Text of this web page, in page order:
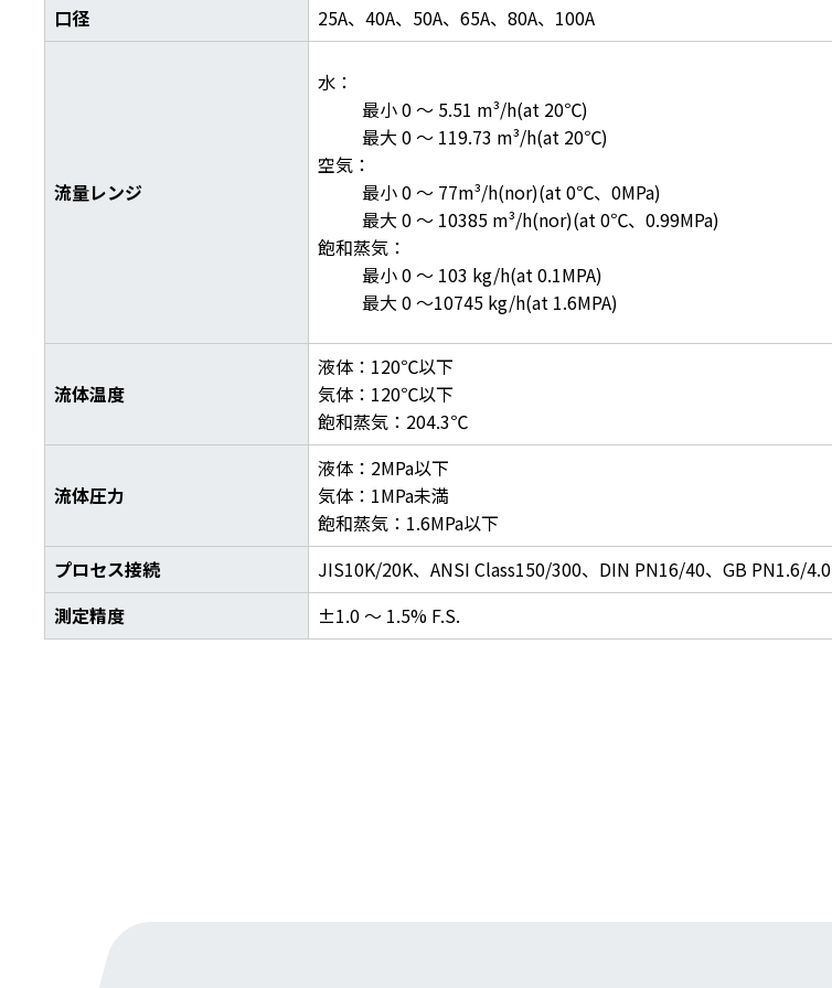
口径
25A、40A、50A、65A、80A、100A
流量レンジ
水：
最小 0 ～ 5.51 m³/h(at 20℃)
最大 0 ～ 119.73 m³/h(at 20℃)
空気：
最小 0 ～ 77m³/h(nor)(at 0℃、0MPa)
最大 0 ～ 10385 m³/h(nor)(at 0℃、0.99MPa)
飽和蒸気：
最小 0 ～ 103 kg/h(at 0.1MPA)
最大 0 ～10745 kg/h(at 1.6MPA)
流体温度
液体：120℃以下
気体：120℃以下
飽和蒸気：204.3℃
流体圧力
液体：2MPa以下
気体：1MPa未満
飽和蒸気：1.6MPa以下
プロセス接続
JIS10K/20K、ANSI Class150/300、DIN PN16/40、GB PN1.6/4.0
測定精度
±1.0 ～ 1.5% F.S.